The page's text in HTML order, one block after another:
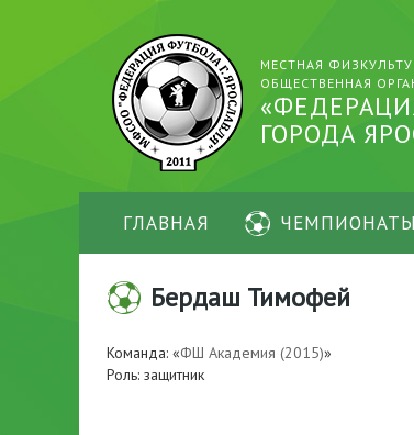
МЕСТНАЯ
ОБЩЕСТВЕННАЯ
ГОРОДА
ГЛАВНАЯ ЧЕМПИОНАТЫ
Бердаш Тимофей
Команда: «ФШ Академия (2015)»
Роль: защитник